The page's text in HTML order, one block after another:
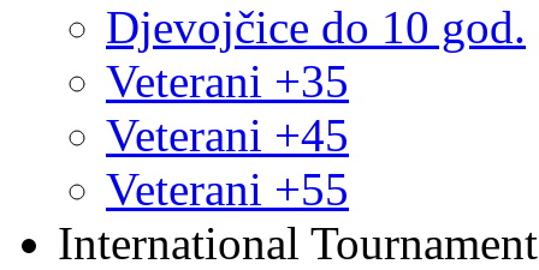
Djevojčice do 10 god.
Veterani +35
Veterani +45
Veterani +55
International